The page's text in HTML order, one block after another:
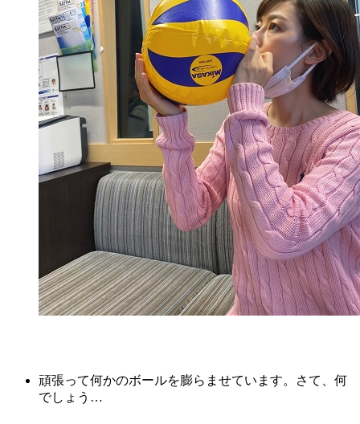
頑張って何かのボールを膨らませています。さて、何
でしょう…